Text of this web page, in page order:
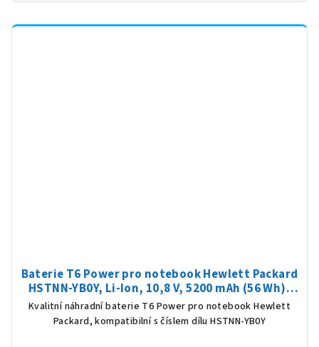
Baterie T6 Power pro notebook Hewlett Packard
HSTNN-YB0Y, Li-Ion, 10,8 V, 5200 mAh (56 Wh),
černá
Kvalitní náhradní baterie T6 Power pro notebook Hewlett
Packard, kompatibilní s číslem dílu HSTNN-YB0Y